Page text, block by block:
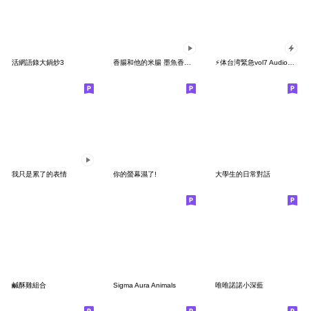
活網語錄大鍋炒3 香腸和他的米腸 墨魚香腸 CCR版本 ⚡体台湾緊急vol7 AudioVisual我们在台湾
我只是累了的表情 你的螢幕濕了! 大學生的日常對話
鹹酥雞組合 Sigma Aura Animals 唯唯諾諾小深藍